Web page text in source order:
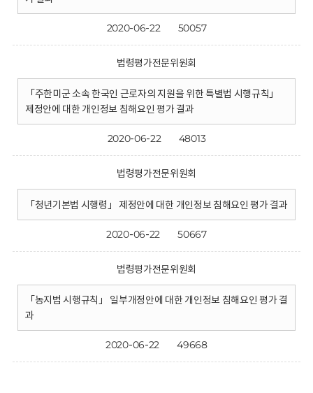
2020-06-22 50057
법령평가전문위원회
「주한미군 소속 한국인 근로자의 지원을 위한 특별법 시행규칙」
제정안에 대한 개인정보 침해요인 평가 결과
2020-06-22 48013
법령평가전문위원회
「청년기본법 시행령」 제정안에 대한 개인정보 침해요인 평가 결과
2020-06-22 50667
법령평가전문위원회
「농지법 시행규칙」 일부개정안에 대한 개인정보 침해요인 평가 결
과
2020-06-22 49668